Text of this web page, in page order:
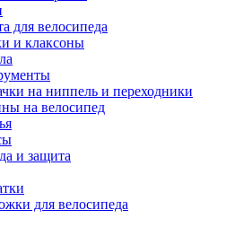
для велосипеда
и клаксоны
на ниппель и переходники
на велосипед
и защита
для велосипеда